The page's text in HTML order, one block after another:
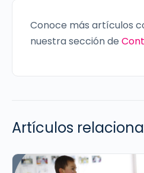
Conoce más artículos
nuestra sección de
Artículos